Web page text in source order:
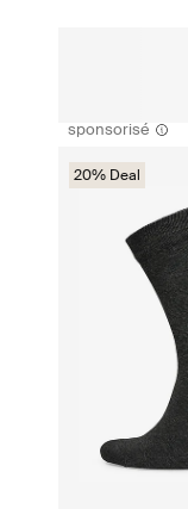
sponsorisé
20% Deal